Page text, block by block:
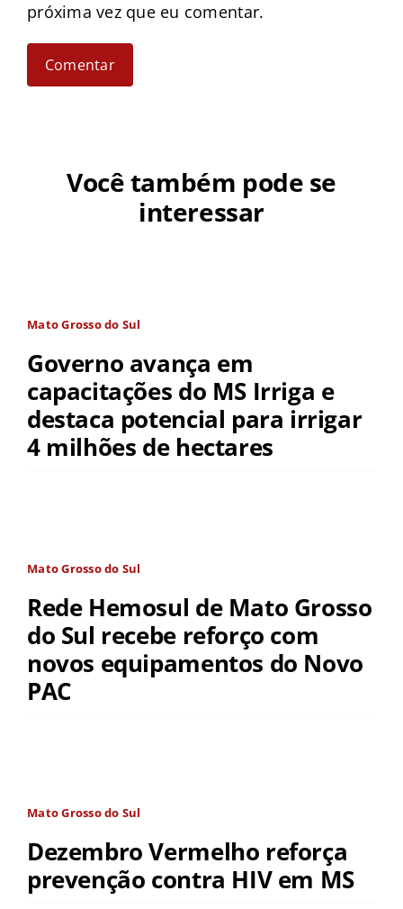
próxima vez que eu comentar.
Você também pode se
interessar
Mato Grosso do Sul
Governo avança em
capacitações do MS Irriga e
destaca potencial para irrigar
4 milhões de hectares
Mato Grosso do Sul
Rede Hemosul de Mato Grosso
do Sul recebe reforço com
novos equipamentos do Novo
PAC
Mato Grosso do Sul
Dezembro Vermelho reforça
prevenção contra HIV em MS